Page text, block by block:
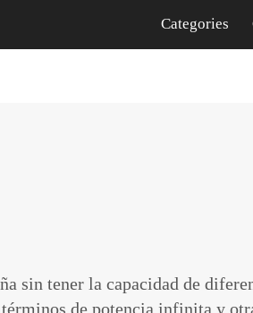
Categories
sin tener la capacidad de
de potencia infinita y